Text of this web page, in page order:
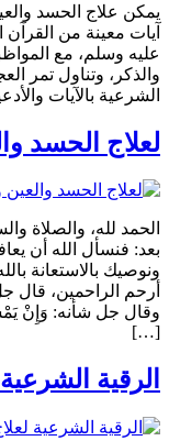
يمكن علاج الحسد
آيات معينة من القرآن
عليه وسلم، مع
والذكر، وتناول تمر
الشرعية بالآيات
لعلاج الحسد
الحمد لله، والصلاة
بعد: فنسأل الله أن
ونوصيك بالاستعانة
وقال جل شأنه: وَإِنْ
[…]
الرقية